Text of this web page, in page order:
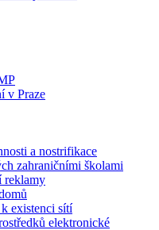
v Praze
a nostrifikace
zahraničními školami
reklamy
existenci sítí
elektronické